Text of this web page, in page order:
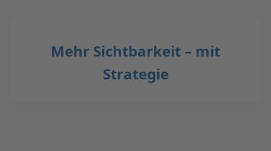
Mehr Sichtbarkeit – mit
Strategie